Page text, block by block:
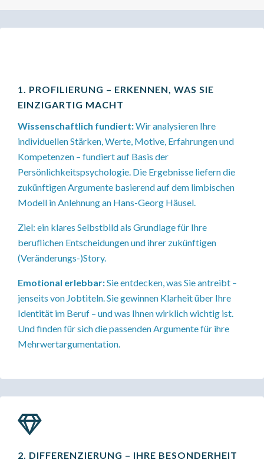
1. PROFILIERUNG – ERKENNEN, WAS SIE
EINZIGARTIG MACHT
Wissenschaftlich fundiert:Wir analysieren Ihre
individuellen Stärken, Werte, Motive, Erfahrungen und
Kompetenzen – fundiert auf Basis der
Persönlichkeitspsychologie. Die Ergebnisse liefern die
zukünftigen Argumente basierend auf dem limbischen
Modell in Anlehnung an Hans-Georg Häusel.
Ziel: ein klares Selbstbild als Grundlage für Ihre
beruflichen Entscheidungen und ihrer zukünftigen
(Veränderungs-)Story.
Emotional erlebbar:Sie entdecken, was Sie antreibt –
jenseits von Jobtiteln. Sie gewinnen Klarheit über Ihre
Identität im Beruf – und was Ihnen wirklich wichtig ist.
Und finden für sich die passenden Argumente für ihre
Mehrwertargumentation.
2. DIFFERENZIERUNG – IHRE BESONDERHEIT